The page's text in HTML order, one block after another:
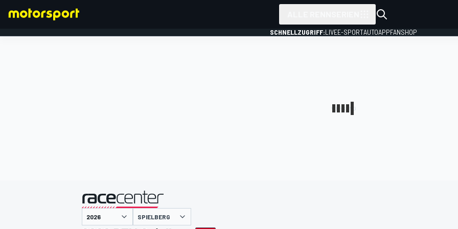
SCHNELLZUGRIFF:LIVEE-SPORTAUTOAPPFANSHOP
SPIELBERG